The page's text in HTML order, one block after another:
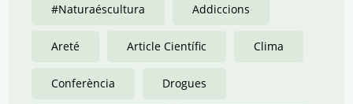
#Naturaéscultura Addiccions
Areté Article Científic Clima
Conferència Drogues